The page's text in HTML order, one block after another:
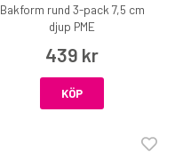
Bakform rund 3-pack 7,5 cm
djup PME
439 kr
KÖP